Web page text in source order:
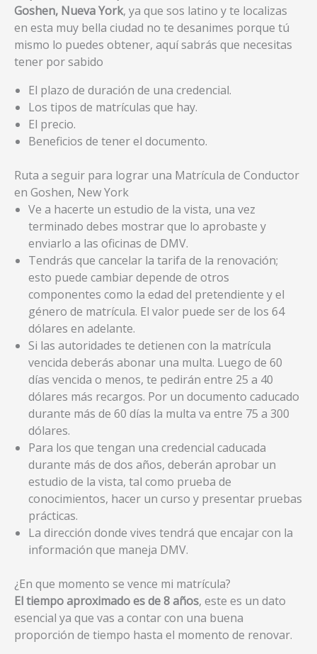
Goshen, Nueva York, ya que sos latino y te localizas
en esta muy bella ciudad no te desanimes porque tú
mismo lo puedes obtener, aquí sabrás que necesitas
tener por sabido
El plazo de duración de una credencial.
Los tipos de matrículas que hay.
El precio.
Beneficios de tener el documento.
Ruta a seguir para lograr una Matrícula de Conductor
en Goshen, New York
Ve a hacerte un estudio de la vista, una vez
terminado debes mostrar que lo aprobaste y
enviarlo a las oficinas de DMV.
Tendrás que cancelar la tarifa de la renovación;
esto puede cambiar depende de otros
componentes como la edad del pretendiente y el
género de matrícula. El valor puede ser de los 64
dólares en adelante.
Si las autoridades te detienen con la matrícula
vencida deberás abonar una multa. Luego de 60
días vencida o menos, te pedirán entre 25 a 40
dólares más recargos. Por un documento caducado
durante más de 60 días la multa va entre 75 a 300
dólares.
Para los que tengan una credencial caducada
durante más de dos años, deberán aprobar un
estudio de la vista, tal como prueba de
conocimientos, hacer un curso y presentar pruebas
prácticas.
La dirección donde vives tendrá que encajar con la
información que maneja DMV.
¿En que momento se vence mi matrícula?
El tiempo aproximado es de 8 años, este es un dato
esencial ya que vas a contar con una buena
proporción de tiempo hasta el momento de renovar.